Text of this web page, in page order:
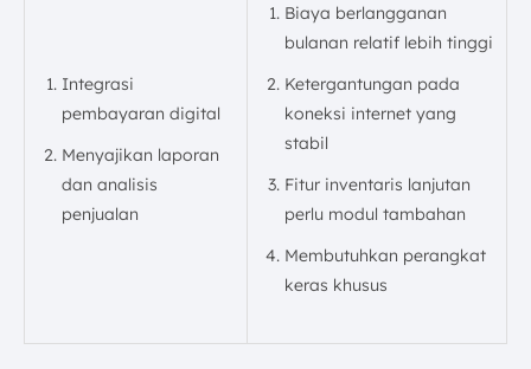
Integrasi
pembayaran digital
Menyajikan laporan
dan analisis
penjualan
Biaya berlangganan
bulanan relatif lebih tinggi
Ketergantungan pada
koneksi internet yang
stabil
Fitur inventaris lanjutan
perlu modul tambahan
Membutuhkan perangkat
keras khusus